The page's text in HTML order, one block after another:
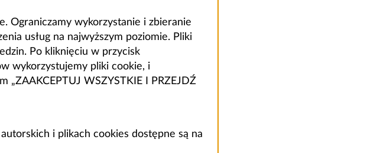
Ograniczamy wykorzystanie i zbieranie
usług na najwyższym poziomie. Pliki
Po kliknięciu w przycisk
wykorzystujemy pliki cookie, i
WSZYSTKIE I PRZEJDŹ
i plikach cookies dostępne są na